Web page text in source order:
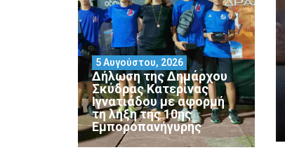
Δήλωση της Δημάρχου
Σκύδρας Κατερίνας
Ιγνατιάδου με αφορμή
τη λήξη της 10ης
Εμποροπανήγυρης
5 Αυγούστου, 2026